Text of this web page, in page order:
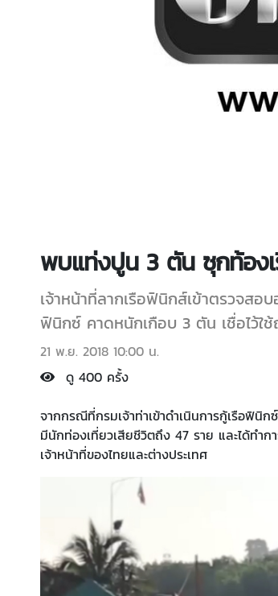
พบแท่งปูน 3 ตัน ซุกท้อง
เจ้าหน้าที่ลากเรือฟินิกส์เข้าตรวจส
ฟินิกซ์ คาดหนักเกือบ 3 ตัน เชื่อไว้ใช้
21 พ.ย. 2018 10:00 น.
ดู 400 ครั้ง
จากกรณีที่กรมเจ้าท่าเข้าดำเนินการกู้เรือฟินิ
มีนักท่องเที่ยวเสียชีวิตถึง 47 ราย และได้ทำ
เจ้าหน้าที่ของไทยและต่างประเทศ